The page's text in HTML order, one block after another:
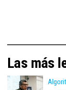
Las más